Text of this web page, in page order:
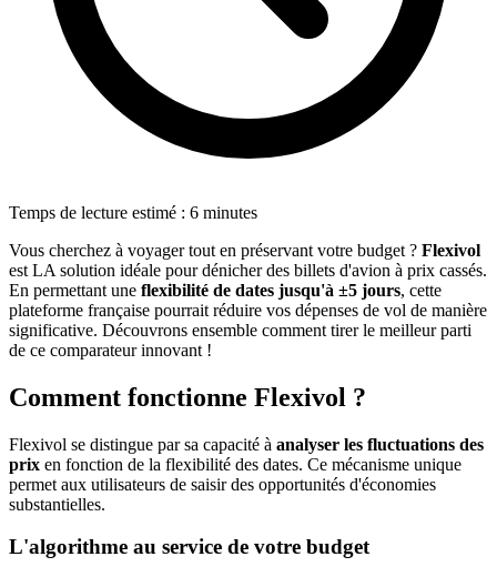
Temps de lecture estimé : 6 minutes
Vous cherchez à voyager tout en préservant votre budget ? Flexivol
est LA solution idéale pour dénicher des billets d'avion à prix cassés.
En permettant une flexibilité de dates jusqu'à ±5 jours, cette
plateforme française pourrait réduire vos dépenses de vol de manière
significative. Découvrons ensemble comment tirer le meilleur parti
de ce comparateur innovant !
Comment fonctionne Flexivol ?
Flexivol se distingue par sa capacité à analyser les fluctuations des
prix en fonction de la flexibilité des dates. Ce mécanisme unique
permet aux utilisateurs de saisir des opportunités d'économies
substantielles.
L'algorithme au service de votre budget